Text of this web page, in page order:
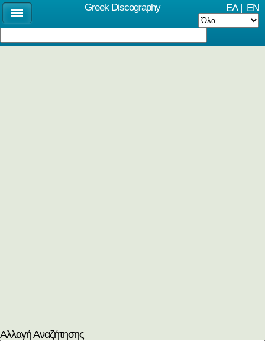
ΕΛ| EN
Αλλαγή Αναζήτησης
Greek Discography